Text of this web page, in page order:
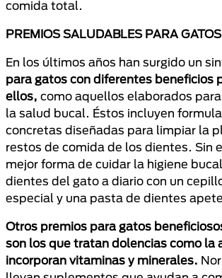
comida total.
PREMIOS SALUDABLES PARA GATOS
En los últimos años han surgido un
para gatos con diferentes beneficios
ellos, como aquellos elaborados
la salud bucal. Éstos incluyen
concretas diseñadas para limpiar la
restos de comida de los dientes. Sin
mejor forma de cuidar la higiene
dientes del gato a diario con un
especial y una pasta de dientes
Otros premios para gatos
son los que tratan dolencias como la
incorporan vitaminas y minerales.